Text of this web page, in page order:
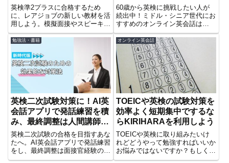
英検準2プラスに合格するため
に、レアジョブの新しい教材を活
用しよう。模擬面接やスピーキン
グ専門講師の指導で、二次試験対
策を徹底的にサポート。効率的な
60歳から英検に挑戦したい人が
続出中！ミドル・シニア世代にお
すすめのオンライン英会話は
Small World。月謝制なし・日本
人講師メインで自由に学べます。
無料体験レッスン受付中！
勉強法・書籍
英検二次試験対策に！AI英
会話アプリで発話練習を積
み、最終調整は人間講師で
完璧に仕上げる方法
英検二次試験の合格を目指すあな
たへ。AI英会話アプリで発話練習
をし、最終調整は面接官経験のあ
る講師とオンライン英会話スモー
オンライン英会話
TOEICや英検の試験対策を
効率よく短期集中でするな
らKIRIHARAを利用しよう
TOEICや英検に取り組みたいけ
れどどうやって勉強すればいいか
お悩みではないですか？もしくは
自分の勉強法に疑問を持っていま